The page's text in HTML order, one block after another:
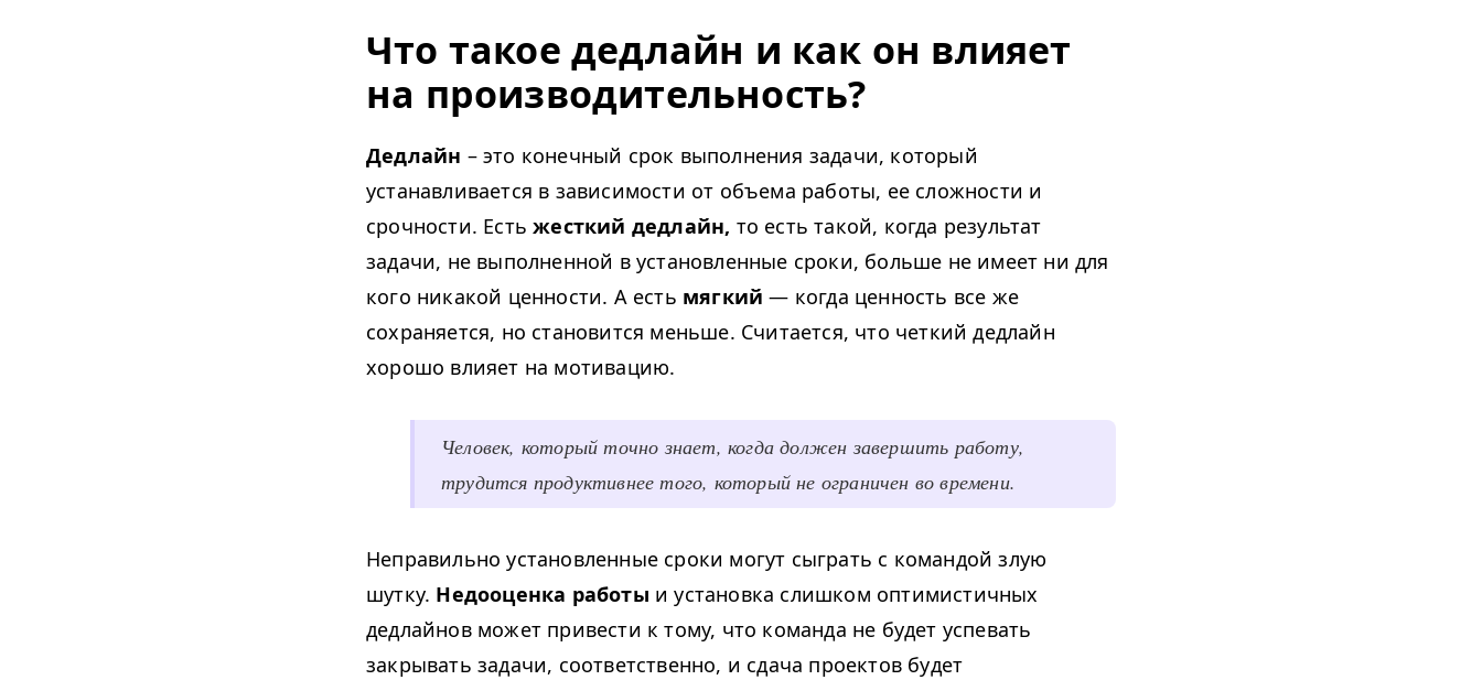
Что такое дедлайн и как он влияет
на производительность?
Дедлайн – это конечный срок выполнения задачи, который
устанавливается в зависимости от объема работы, ее сложности и
срочности. Естьжесткий дедлайн, то есть такой, когда результат
задачи, не выполненной в установленные сроки, больше не имеет ни для
кого никакой ценности. А есть мягкий — когда ценность все же
сохраняется, но становится меньше. Считается, что четкий дедлайн
хорошо влияет на мотивацию.
Человек, который точно знает, когда должен завершить работу,
трудится продуктивнее того, который не ограничен во времени.
Неправильно установленные сроки могут сыграть с командой злую
шутку. Недооценка работы и установка слишком оптимистичных
дедлайнов может привести к тому, что команда не будет успевать
закрывать задачи, соответственно, и сдача проектов будет